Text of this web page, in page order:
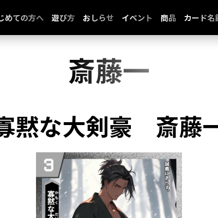
めての方へ 遊び方 おしらせ イベント 商品 カード名
斎藤一
黙な大剣豪 斎藤